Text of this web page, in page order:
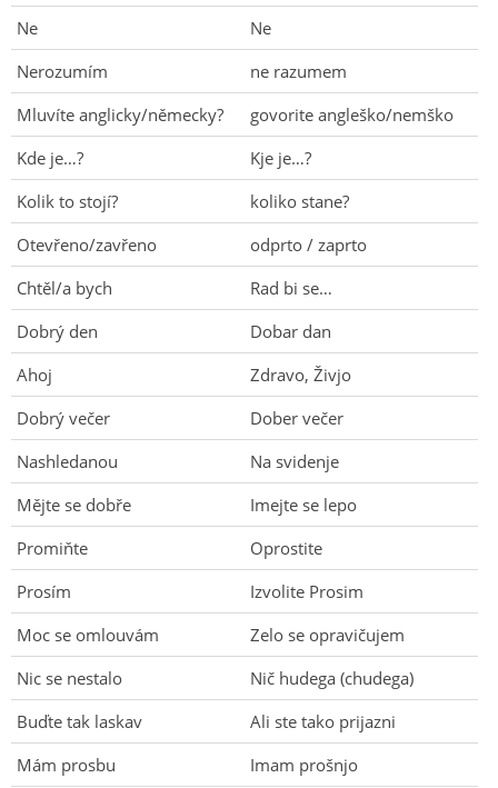
Ne
Ne
Nerozumím
ne razumem
Mluvíte anglicky/německy?
govorite angleško/nemško
Kde je…?
Kje je…?
Kolik to stojí?
koliko stane?
Otevřeno/zavřeno
odprto / zaprto
Chtěl/a bych
Rad bi se…
Dobrý den
Dobar dan
Ahoj
Zdravo, Živjo
Dobrý večer
Dober večer
Nashledanou
Na svidenje
Mějte se dobře
Imejte se lepo
Promiňte
Oprostite
Prosím
Izvolite Prosim
Moc se omlouvám
Zelo se opravičujem
Nic se nestalo
Nič hudega (chudega)
Buďte tak laskav
Ali ste tako prijazni
Mám prosbu
Imam prošnjo